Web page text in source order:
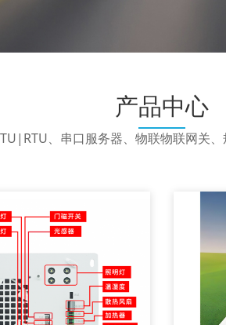
产品中心
、串口服务器、物联物联网关